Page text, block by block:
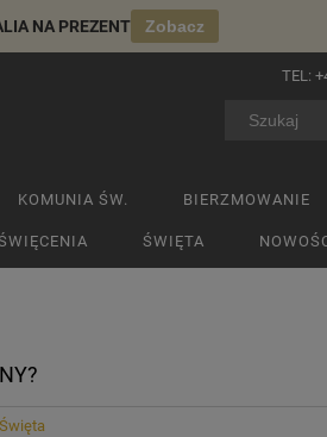
NA PREZENT Zobacz
TEL:
KOMUNIA ŚW. BIERZMOWANIE
ŚWIĘTA